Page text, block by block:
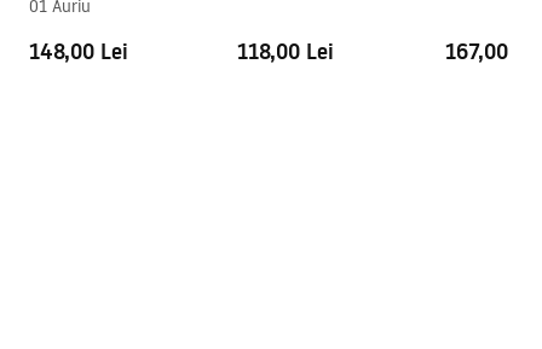
01 Auriu
148,00 Lei 118,00 Lei 167,00 Lei